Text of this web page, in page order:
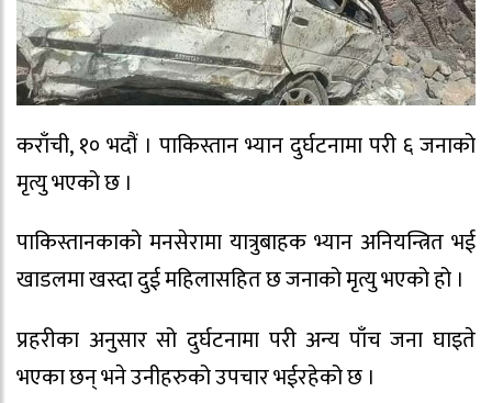
कराँची, १० भदौं । पाकिस्तान भ्यान दुर्घटनामा परी ६ जनाको
मृत्यु भएको छ ।
पाकिस्तानकाको मनसेरामा यात्रुबाहक भ्यान अनियन्त्रित भई
खाडलमा खस्दा दुई महिलासहित छ जनाको मृत्यु भएको हो ।
प्रहरीका अनुसार सो दुर्घटनामा परी अन्य पाँच जना घाइते
भएका छन् भने उनीहरुको उपचार भईरहेको छ ।